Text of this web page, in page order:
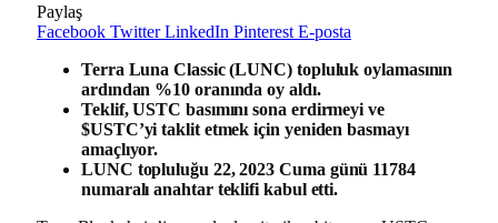
Paylaş
Facebook Twitter LinkedIn Pinterest E-posta
Terra Luna Classic (LUNC) topluluk oylamasının
ardından %10 oranında oy aldı.
Teklif, USTC basımını sona erdirmeyi ve
$USTC’yi taklit etmek için yeniden basmayı
amaçlıyor.
LUNC topluluğu 22, 2023 Cuma günü 11784
numaralı anahtar teklifi kabul etti.